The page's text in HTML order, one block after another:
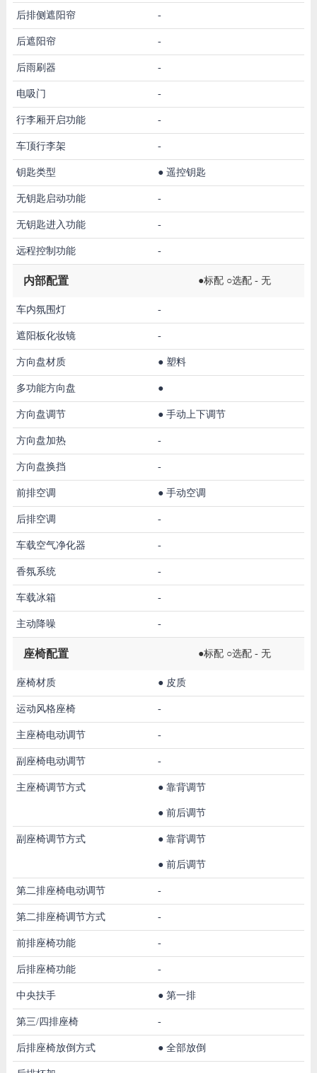
后排侧遮阳帘 -
后遮阳帘 -
后雨刷器 -
电吸门 -
行李厢开启功能 -
车顶行李架 -
钥匙类型 ● 遥控钥匙
无钥匙启动功能 -
无钥匙进入功能 -
远程控制功能 -
内部配置 ●标配 ○选配 - 无
车内氛围灯 -
遮阳板化妆镜 -
方向盘材质 ● 塑料
多功能方向盘 ●
方向盘调节 ● 手动上下调节
方向盘加热 -
方向盘换挡 -
前排空调 ● 手动空调
后排空调 -
车载空气净化器 -
香氛系统 -
车载冰箱 -
主动降噪 -
座椅配置 ●标配 ○选配 - 无
座椅材质 ● 皮质
运动风格座椅 -
主座椅电动调节 -
副座椅电动调节 -
主座椅调节方式 ● 靠背调节
● 前后调节
副座椅调节方式 ● 靠背调节
● 前后调节
第二排座椅电动调节 -
第二排座椅调节方式 -
前排座椅功能 -
后排座椅功能 -
中央扶手 ● 第一排
第三/四排座椅 -
后排座椅放倒方式 ● 全部放倒